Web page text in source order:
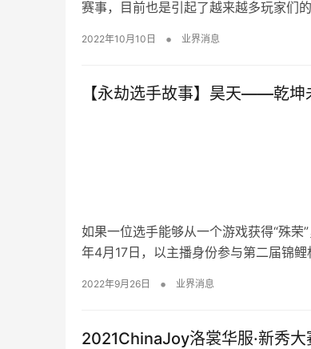
赛事，目前也是引起了越来越多玩家们
2022年10月10日 • 业界消息
【永劫选手故事】昊天——乾坤
如果一位选手能够从一个游戏获得“殊
年4月17日，以主播身份参与第二届锦
2022年9月26日 • 业界消息
2021ChinaJoy洛裳华服·新秀